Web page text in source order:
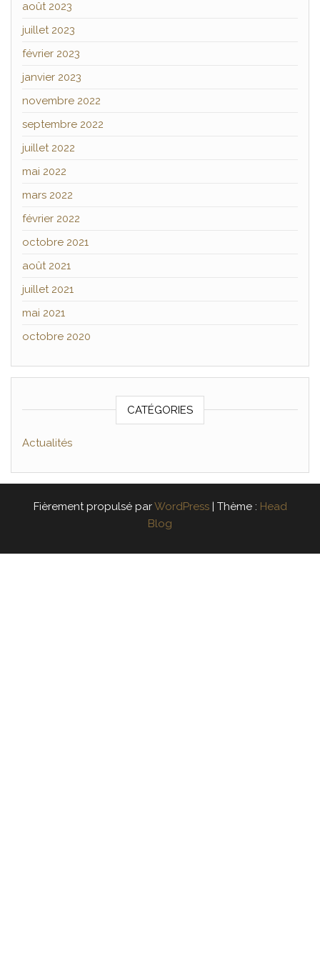
août 2023
juillet 2023
février 2023
janvier 2023
novembre 2022
septembre 2022
juillet 2022
mai 2022
mars 2022
février 2022
octobre 2021
août 2021
juillet 2021
mai 2021
octobre 2020
CATÉGORIES
Actualités
Fièrement propulsé parWordPress Thème : Head
Blog